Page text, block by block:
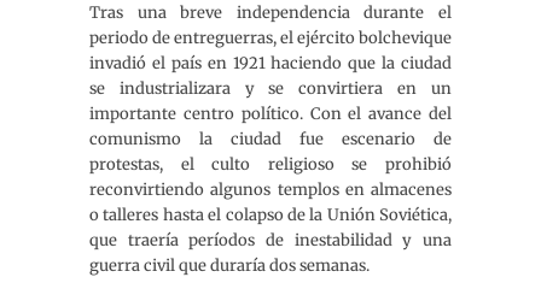
Tras una breve independencia durante el
periodo de entreguerras, el ejército bolchevique
invadió el país en 1921 haciendo que la ciudad
se industrializara y se convirtiera en un
importante centro político. Con el avance del
comunismo la ciudad fue escenario de
protestas, el culto religioso se prohibió
reconvirtiendo algunos templos en almacenes
o talleres hasta el colapso de la Unión Soviética,
que traería períodos de inestabilidad y una
guerra civil que duraría dos semanas.